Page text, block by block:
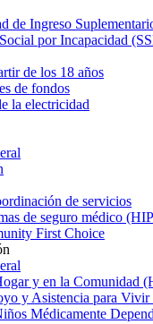
de Ingreso
por Incapacidad
de los 18 años
de fondos
la electricidad
de servicios
de seguro médico
First Choice
y en la Comunidad
y Asistencia para
Médicamente